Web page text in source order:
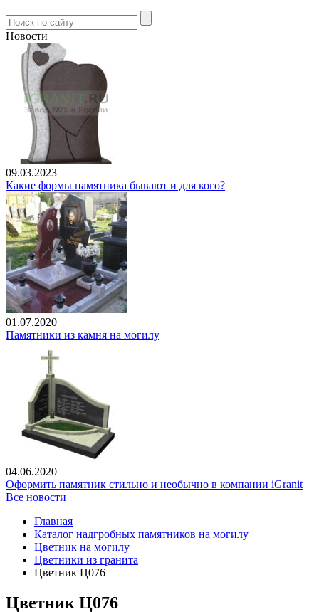
Новости
09.03.2023
Какие формы памятника бывают и для кого?
01.07.2020
Памятники из камня на могилу
04.06.2020
Оформить памятник стильно и необычно в компании iGranit
Все новости
Главная
Каталог надгробных памятников на могилу
Цветник на могилу
Цветники из гранита
Цветник Ц076
Цветник Ц076